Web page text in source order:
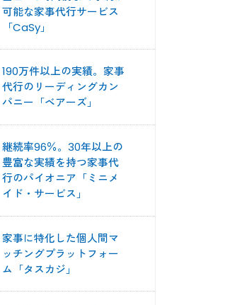
可能な家事代行サービス
「CaSy」
190万件以上の実績。家事
代行のリーディングカン
パニー「ベアーズ」
継続率96％。30年以上の
豊富な実績を持つ家事代
行のパイオニア「ミニメ
イド・サービス」
家事に特化した個人間マ
ッチングプラットフォー
ム「タスカジ」